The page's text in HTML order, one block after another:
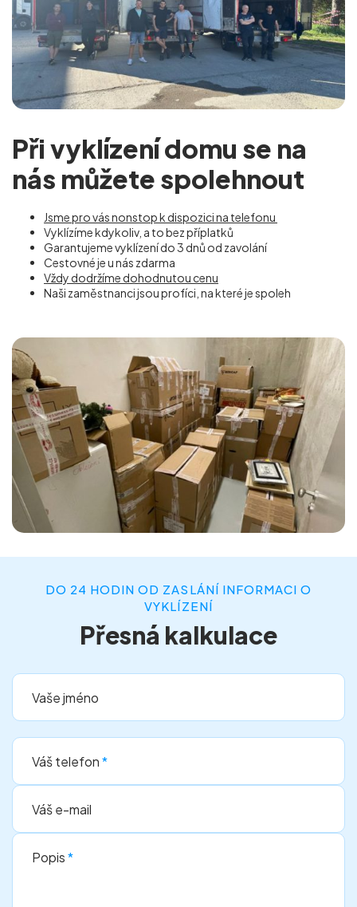
Při vyklízení domu se na
nás můžete spolehnout
Jsme pro vás nonstop k dispozici na telefonu
Vyklízíme kdykoliv, a to bez příplatků
Garantujeme vyklízení do 3 dnů od zavolání
Cestovné je u nás zdarma
Vždy dodržíme dohodnutou cenu
Naši zaměstnanci jsou profíci, na které je spoleh
DO 24 HODIN OD ZASLÁNÍ INFORMACI O
VYKLÍZENÍ
Přesná kalkulace
Vaše jméno
Váš telefon*
Váš e-mail
Popis*